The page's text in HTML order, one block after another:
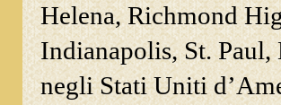
Helena, Richmond
Indianapolis, St.
negli Stati Uniti